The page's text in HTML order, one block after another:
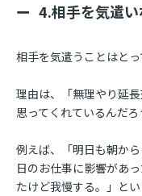
4.相手を気遣
相手を気遣うことはとっ
理由は、「無理やり延
思ってくれているんだろ
例えば、「明日も朝か
日のお仕事に影響があ
たけど我慢する。」と